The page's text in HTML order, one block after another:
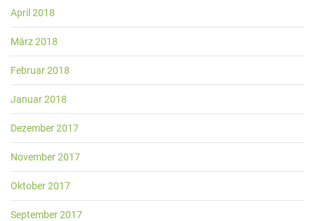
April 2018
März 2018
Februar 2018
Januar 2018
Dezember 2017
November 2017
Oktober 2017
September 2017